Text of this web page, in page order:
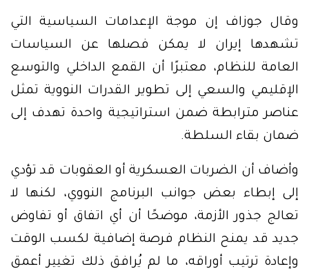
وقال جوزاف إن موجة الإعدامات السياسية التي
تشهدها إيران لا يمكن فصلها عن السياسات
العامة للنظام، معتبرًا أن القمع الداخلي والتوسع
الإقليمي والسعي إلى تطوير القدرات النووية تمثل
عناصر مترابطة ضمن استراتيجية واحدة تهدف إلى
ضمان بقاء السلطة.
وأضاف أن الضربات العسكرية أو العقوبات قد تؤدي
إلى إبطاء بعض جوانب البرنامج النووي، لكنها لا
تعالج جذور الأزمة، موضحًا أن أي اتفاق أو تفاوض
جديد قد يمنح النظام فرصة إضافية لكسب الوقت
وإعادة ترتيب أوراقه، ما لم يُرافق ذلك تغيير أعمق